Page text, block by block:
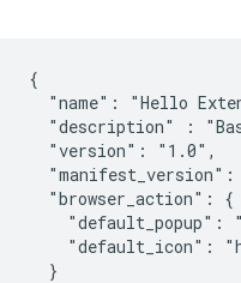
{
"name": "Hello
"description" :
  "version": "1.0",
"manifest_version":
  "browser_action": {
"default_popup":
"default_icon":
  }